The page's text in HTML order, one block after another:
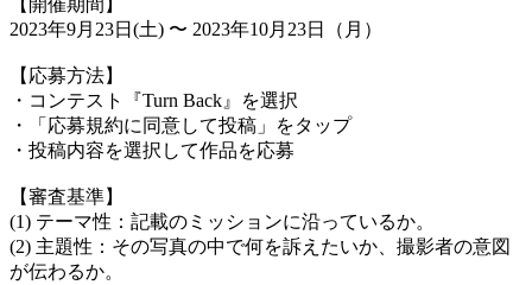
【開催期間】
2023年9月23日(土) 〜 2023年10月23日（月）
【応募方法】
・コンテスト『Turn Back』を選択
・「応募規約に同意して投稿」をタップ
・投稿内容を選択して作品を応募
【審査基準】
(1) テーマ性：記載のミッションに沿っているか。
(2) 主題性：その写真の中で何を訴えたいか、撮影者の意図
が伝わるか。